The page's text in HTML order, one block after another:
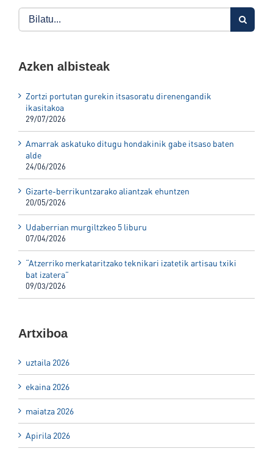
Search
for:
Azken albisteak
Zortzi portutan gurekin itsasoratu direnengandik
ikasitakoa
29/07/2026
Amarrak askatuko ditugu hondakinik gabe itsaso baten
alde
24/06/2026
Gizarte-berrikuntzarako aliantzak ehuntzen
20/05/2026
Udaberrian murgiltzkeo 5 liburu
07/04/2026
“Atzerriko merkataritzako teknikari izatetik artisau txiki
bat izatera”
09/03/2026
Artxiboa
uztaila 2026
ekaina 2026
maiatza 2026
Apirila 2026